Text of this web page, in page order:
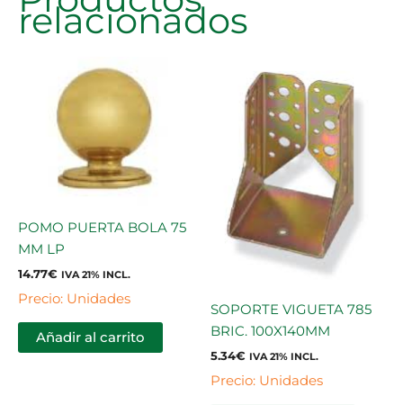
relacionados
POMO PUERTA BOLA 75
MM LP
14.77€ IVA 21% INCL.
Precio: Unidades
Añadir al carrito
SOPORTE VIGUETA 785
BRIC. 100X140MM
5.34€ IVA 21% INCL.
Precio: Unidades